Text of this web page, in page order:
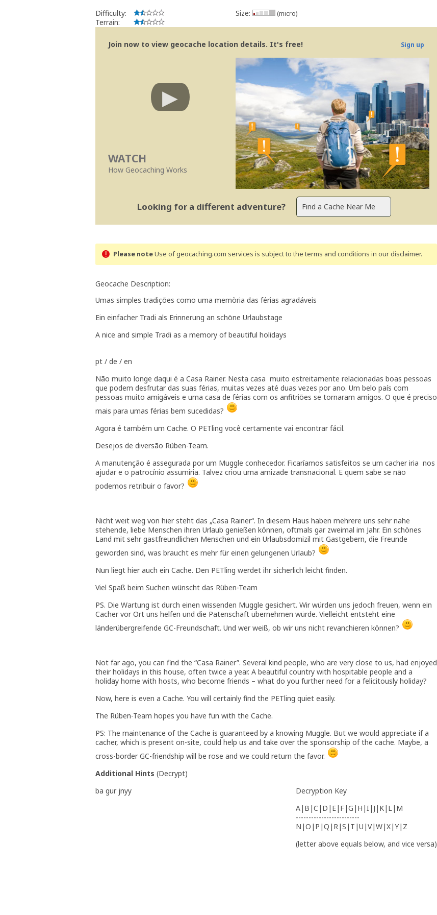
Difficulty:
Terrain:
Size: (micro)
Join now to view geocache location details. It's free! Sign up
WATCH
How Geocaching Works
Looking for a different adventure?
Please noteUse of geocaching.com services is subject to the terms and conditions in our disclaimer.
Geocache Description:
Umas simples tradições como uma memòria das férias agradáveis
Ein einfacher Tradi als Erinnerung an schöne Urlaubstage
A nice and simple Tradi as a memory of beautiful holidays
pt / de / en
Não muito longe daqui é a Casa Rainer. Nesta casa muito estreitamente relacionadas boas pessoas
que podem desfrutar das suas férias, muitas vezes até duas vezes por ano. Um belo país com
pessoas muito amigáveis e uma casa de férias com os anfitriões se tornaram amigos. O que é preciso
mais para umas férias bem sucedidas?
Agora é também um Cache. O PETling você certamente vai encontrar fácil.
Desejos de diversão Rüben-Team.
A manutenção é assegurada por um Muggle conhecedor. Ficaríamos satisfeitos se um cacher iria nos
ajudar e o patrocínio assumiria. Talvez criou uma amizade transnacional. E quem sabe se não
podemos retribuir o favor?
Nicht weit weg von hier steht das „Casa Rainer“. In diesem Haus haben mehrere uns sehr nahe
stehende, liebe Menschen ihren Urlaub genießen können, oftmals gar zweimal im Jahr. Ein schönes
Land mit sehr gastfreundlichen Menschen und ein Urlaubsdomizil mit Gastgebern, die Freunde
geworden sind, was braucht es mehr für einen gelungenen Urlaub?
Nun liegt hier auch ein Cache. Den PETling werdet ihr sicherlich leicht finden.
Viel Spaß beim Suchen wünscht das Rüben-Team
PS. Die Wartung ist durch einen wissenden Muggle gesichert. Wir würden uns jedoch freuen, wenn ein
Cacher vor Ort uns helfen und die Patenschaft übernehmen würde. Vielleicht entsteht eine
länderübergreifende GC-Freundschaft. Und wer weiß, ob wir uns nicht revanchieren können?
Not far ago, you can find the “Casa Rainer”. Several kind people, who are very close to us, had enjoyed
their holidays in this house, often twice a year. A beautiful country with hospitable people and a
holiday home with hosts, who become friends – what do you further need for a felicitously holiday?
Now, here is even a Cache. You will certainly find the PETling quiet easily.
The Rüben-Team hopes you have fun with the Cache.
PS: The maintenance of the Cache is guaranteed by a knowing Muggle. But we would appreciate if a
cacher, which is present on-site, could help us and take over the sponsorship of the cache. Maybe, a
cross-border GC-friendship will be rose and we could return the favor.
Additional Hints (Decrypt)
ba gur jnyy
Decryption Key
A|B|C|D|E|F|G|H|I|J|K|L|M
-------------------------
N|O|P|Q|R|S|T|U|V|W|X|Y|Z
(letter above equals below, and vice versa)